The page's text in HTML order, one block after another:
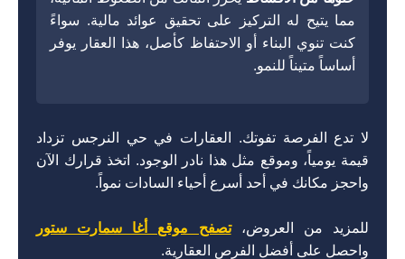
مما يتيح له التركيز على تحقيق عوائد مالية. سواءً
كنت تنوي البناء أو الاحتفاظ كأصل، هذا العقار يوفر
أساساً متيناً للنمو.
لا تدع الفرصة تفوتك. العقارات في حي النرجس تزداد
قيمة يومياً، وموقع مثل هذا نادر الوجود. اتخذ قرارك الآن
واحجز مكانك في أحد أسرع أحياء السادات نمواً.
للمزيد من العروض،تصفح موقع أغا سمارت ستور
واحصل على أفضل الفرص العقارية.